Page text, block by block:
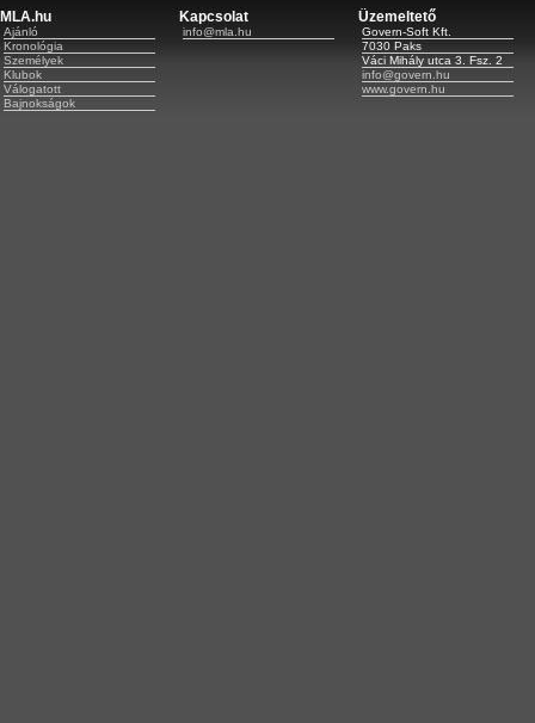
MLA.hu
Ajánló
Kronológia
Személyek
Klubok
Válogatott
Bajnokságok
Kapcsolat
info@mla.hu
Üzemeltető
Govern-Soft Kft.
7030 Paks
Váci Mihály utca 3. Fsz. 2
info@govern.hu
www.govern.hu